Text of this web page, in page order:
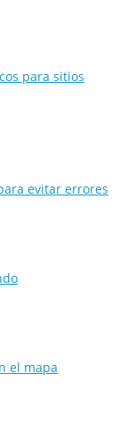
para sitios
evitar errores
el mapa